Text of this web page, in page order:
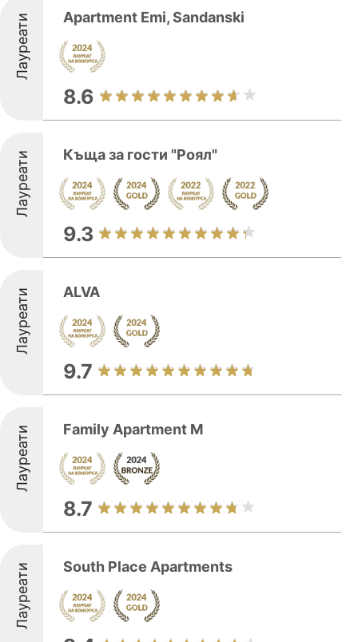
Лауреати Apartment Emi, Sandanski
8.6
Лауреати Къща за гости "Роял"
9.3
Лауреати ALVA
9.7
Лауреати Family Apartment M
8.7
Лауреати South Place Apartments